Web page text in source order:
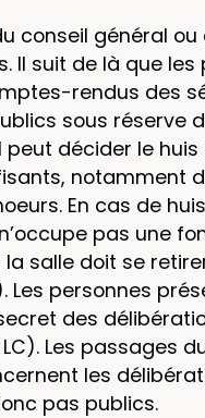
conseil général
Il suit de là que les
rendus des
sous réserve
peut décider le
notamment
En cas de
pas une
salle doit se
Les personnes
des
LC). Les passages
les
pas publics.